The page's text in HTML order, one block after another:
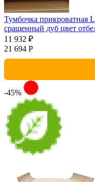
Тумбочка прикроватная
сращенный дуб цвет
11 932 ₽
21 694 Р
-45%